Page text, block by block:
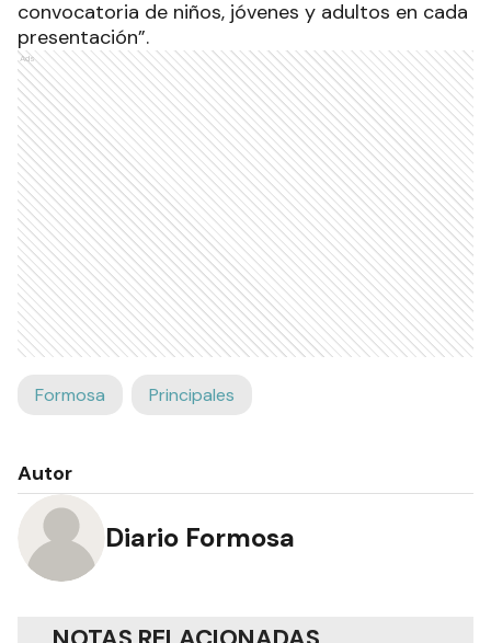
convocatoria de niños, jóvenes y adultos en cada
presentación”.
Ads
Formosa Principales
Autor
Diario Formosa